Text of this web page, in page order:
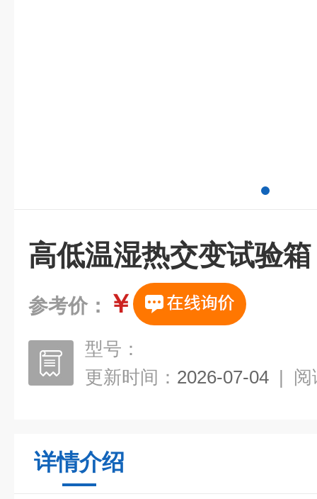
高低温湿热交变试验箱
参考价： ￥
型号：
更新时间： 2026-07-04 | 阅
详情介绍